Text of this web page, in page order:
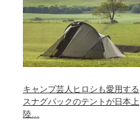
キャンプ芸人ヒロシも愛用する
スナグパックのテントが日本上
陸…